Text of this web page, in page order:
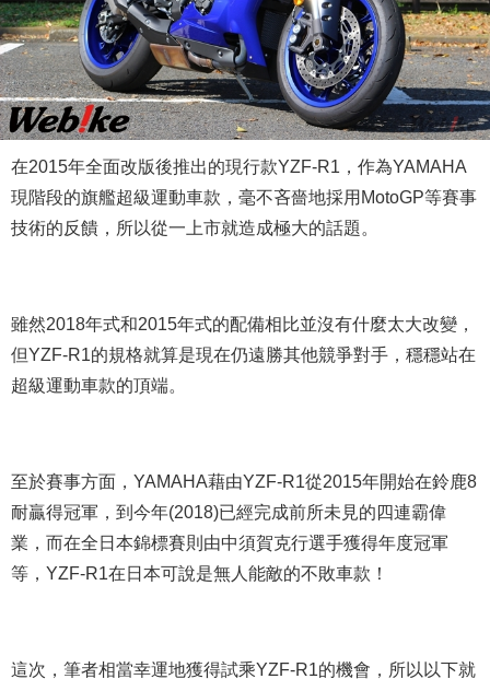
在2015年全面改版後推出的現行款YZF-R1，作為YAMAHA
現階段的旗艦超級運動車款，毫不吝嗇地採用MotoGP等賽事
技術的反饋，所以從一上市就造成極大的話題。
雖然2018年式和2015年式的配備相比並沒有什麼太大改變，
但YZF-R1的規格就算是現在仍遠勝其他競爭對手，穩穩站在
超級運動車款的頂端。
至於賽事方面，YAMAHA藉由YZF-R1從2015年開始在鈴鹿8
耐贏得冠軍，到今年(2018)已經完成前所未見的四連霸偉
業，而在全日本錦標賽則由中須賀克行選手獲得年度冠軍
等，YZF-R1在日本可說是無人能敵的不敗車款！
這次，筆者相當幸運地獲得試乘YZF-R1的機會，所以以下就